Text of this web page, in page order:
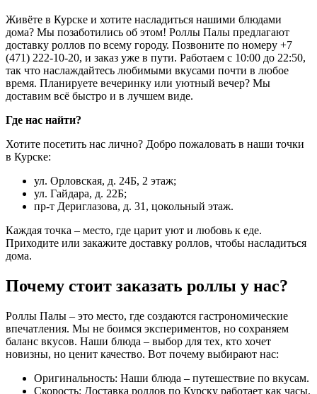
Живёте в Курске и хотите насладиться нашими блюдами
дома? Мы позаботились об этом! Роллы Палы предлагают
доставку роллов по всему городу. Позвоните по номеру +7
(471) 222-10-20, и заказ уже в пути. Работаем с 10:00 до 22:50,
так что наслаждайтесь любимыми вкусами почти в любое
время. Планируете вечеринку или уютный вечер? Мы
доставим всё быстро и в лучшем виде.
Где нас найти?
Хотите посетить нас лично? Добро пожаловать в наши точки
в Курске:
ул. Орловская, д. 24Б, 2 этаж;
ул. Гайдара, д. 22Б;
пр-т Дериглазова, д. 31, цокольный этаж.
Каждая точка – место, где царит уют и любовь к еде.
Приходите или закажите доставку роллов, чтобы насладиться
дома.
Почему стоит заказать роллы у нас?
Роллы Палы – это место, где создаются гастрономические
впечатления. Мы не боимся экспериментов, но сохраняем
баланс вкусов. Наши блюда – выбор для тех, кто хочет
новизны, но ценит качество. Вот почему выбирают нас:
Оригинальность: Наши блюда – путешествие по вкусам.
Скорость: Доставка роллов по Курску работает как часы.